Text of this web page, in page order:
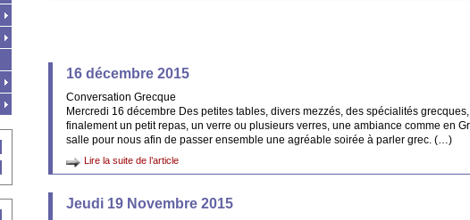
16 décembre 2015
Conversation Grecque
Mercredi 16 décembre Des petites tables, divers mezzés, des spécialités grecques,
finalement un petit repas, un verre ou plusieurs verres, une ambiance comme en
salle pour nous afin de passer ensemble une agréable soirée à parler grec. (…)
Lire la suite de l’article
Jeudi 19 Novembre 2015